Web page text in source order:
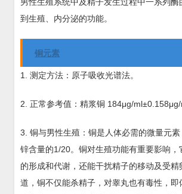
到生殖、内分泌的功能。
铜元素
1. 测定方法：原子吸收光谱法。
2. 正常参考值：精浆铜 184μg/ml±0.158μg/
3. 铜与男性生殖：铜是人体必需的微量元
锌含量的1/20。铜对生殖功能有重要影响，
的形成和代谢，还能干扰精子的移动及受精
道，铜不仅能杀精子，对睾丸也有毒性，即